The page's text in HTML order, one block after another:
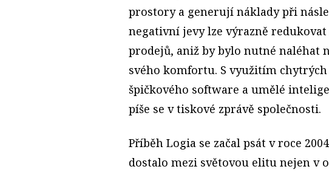
prostory a generují náklady při
negativní jevy lze výrazně
prodejů, aniž by bylo nutné naléhat
svého komfortu. S využitím
špičkového software a umělé
píše se v tiskové zprávě společnosti.
Příběh Logia se začal psát v roce
dostalo mezi světovou elitu nejen v